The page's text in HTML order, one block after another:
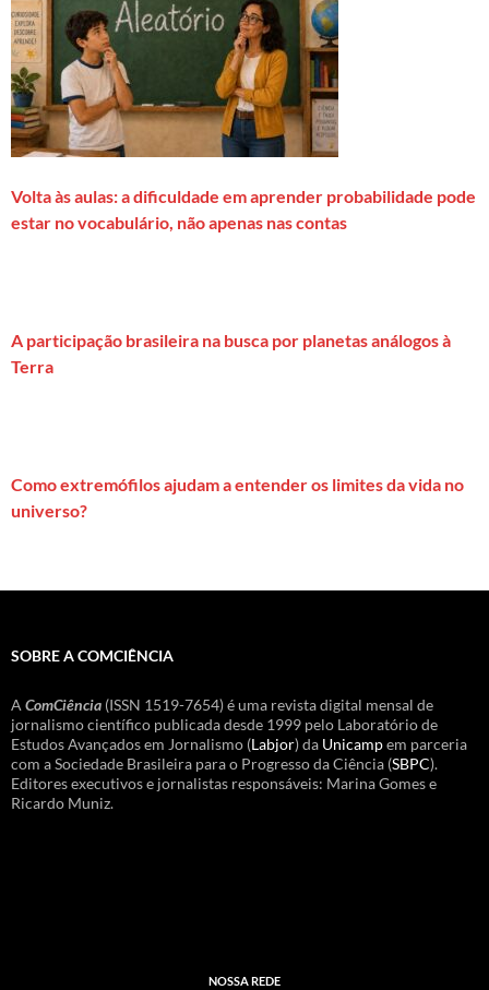
Volta às aulas: a dificuldade em aprender probabilidade pode
estar no vocabulário, não apenas nas contas
A participação brasileira na busca por planetas análogos à
Terra
Como extremófilos ajudam a entender os limites da vida no
universo?
SOBRE A COMCIÊNCIA
A ComCiência (ISSN 1519-7654) é uma revista digital mensal de
jornalismo científico publicada desde 1999 pelo Laboratório de
Estudos Avançados em Jornalismo (Labjor) da Unicampem parceria
com a Sociedade Brasileira para o Progresso da Ciência (SBPC).
Editores executivos e jornalistas responsáveis: Marina Gomes e
Ricardo Muniz.
NOSSA REDE